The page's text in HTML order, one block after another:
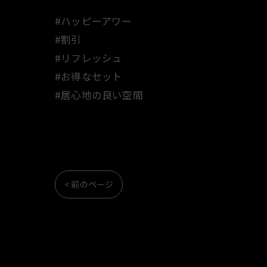
#ハッピーアワー
#割引
#リフレッシュ
#お得なセット
#居心地の良い空間
< 前のページ